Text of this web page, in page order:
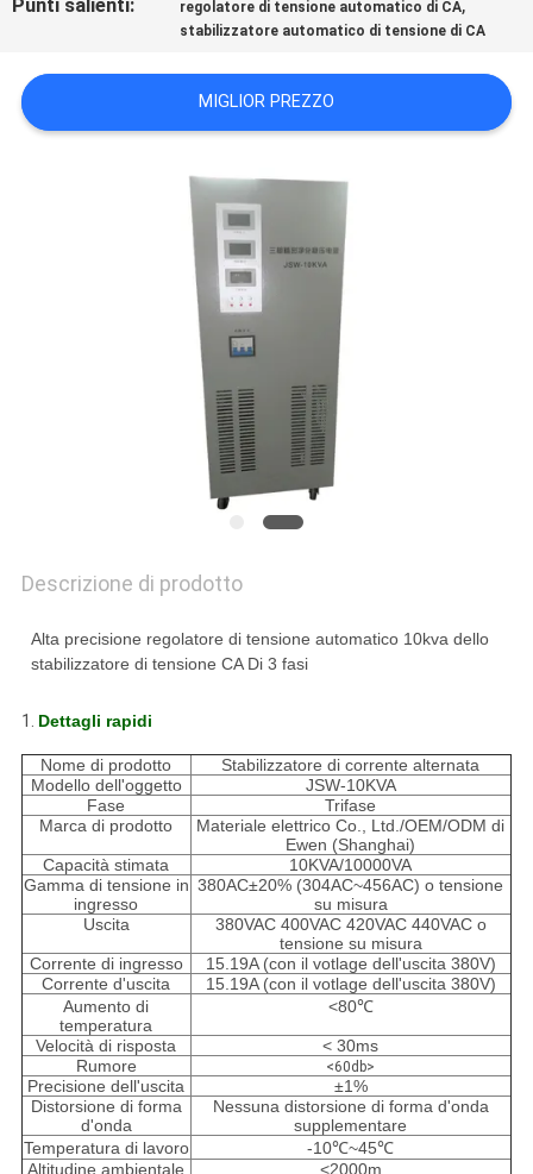
CHIEDI
PREVENTIVO
Punti salienti: regolatore di tensione automatico di CA,
stabilizzatore automatico di tensione di CA
MIGLIOR PREZZO
Descrizione di prodotto
Alta precisione regolatore di tensione automatico 10kva dello
stabilizzatore di tensione CA Di 3 fasi
1. Dettagli rapidi
Nome di prodotto
Stabilizzatore di corrente alternata
Modello dell'oggetto
JSW-10KVA
Fase
Trifase
Marca di prodotto
Materiale elettrico Co., Ltd./OEM/ODM di
Ewen (Shanghai)
Capacità stimata
10KVA/10000VA
Gamma di tensione in
ingresso
380AC±20% (304AC~456AC) o tensione
su misura
Uscita
380VAC 400VAC 420VAC 440VAC o
tensione su misura
Corrente di ingresso
15.19A (con il votlage dell'uscita 380V)
Corrente d'uscita
15.19A (con il votlage dell'uscita 380V)
Aumento di
temperatura
<80℃
Velocità di risposta
< 30ms
Rumore
<60db>
Precisione dell'uscita
±1%
Distorsione di forma
d'onda
Nessuna distorsione di forma d'onda
supplementare
Temperatura di lavoro
-10℃~45℃
Altitudine ambientale
<2000m